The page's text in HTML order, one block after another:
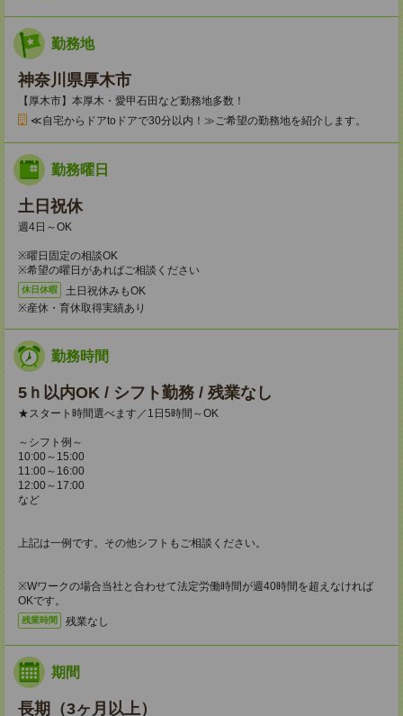
勤務地
神奈川県厚木市
【厚木市】本厚木・愛甲石田など勤務地多数！
≪自宅からドアtoドアで30分以内！≫ご希望の勤務地を紹介します。
勤務曜日
土日祝休
週4日～OK
※曜日固定の相談OK
※希望の曜日があればご相談ください
休日休暇
土日祝休みもOK
※産休・育休取得実績あり
勤務時間
5ｈ以内OK / シフト勤務 / 残業なし
★スタート時間選べます／1日5時間～OK
～シフト例～
10:00～15:00
11:00～16:00
12:00～17:00
など
上記は一例です。その他シフトもご相談ください。
※Wワークの場合当社と合わせて法定労働時間が週40時間を超えなければ
OKです。
残業時間 残業なし
期間
長期（3ヶ月以上）